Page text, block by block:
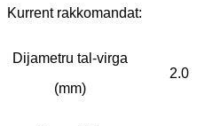
Kurrent rakkomandat:
Dijametru tal-virga
(mm)
2.0